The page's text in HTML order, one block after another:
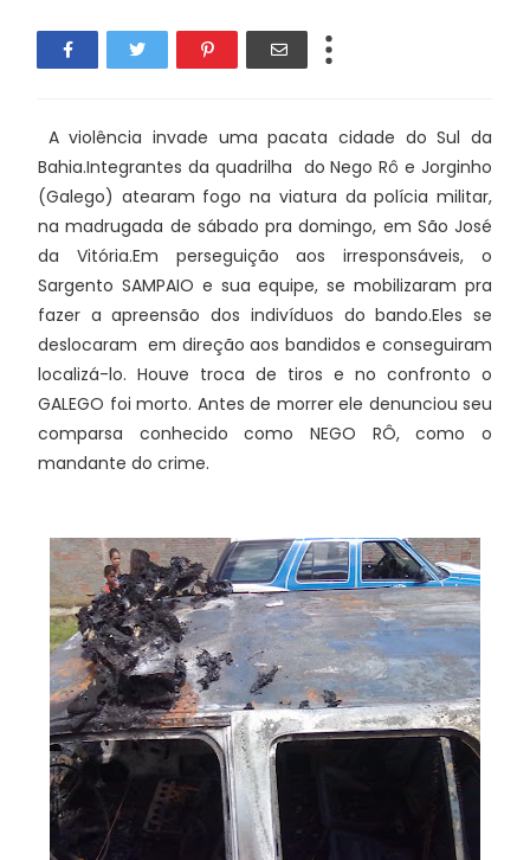
A violência invade uma pacata cidade do Sul da
Bahia.Integrantes da quadrilha do Nego Rô e Jorginho
(Galego) atearam fogo na viatura da polícia militar,
na madrugada de sábado pra domingo, em São José
da Vitória.Em perseguição aos irresponsáveis, o
Sargento SAMPAIO e sua equipe, se mobilizaram pra
fazer a apreensão dos indivíduos do bando.Eles se
deslocaram em direção aos bandidos e conseguiram
localizá-lo. Houve troca de tiros e no confronto o
GALEGO foi morto. Antes de morrer ele denunciou seu
comparsa conhecido como NEGO RÔ, como o
mandante do crime.